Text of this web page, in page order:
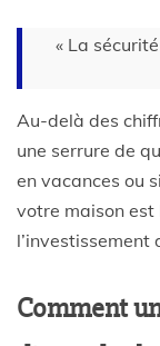
« La
Au-delà des
une serrure de
en vacances ou
votre maison
l’investissement
Comment